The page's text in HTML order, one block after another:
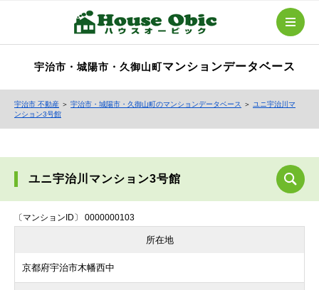
宇治市・城陽市・久御山町 マンションデータベース
宇治市 不動産 ＞ 宇治市・城陽市・久御山町のマンションデータベース ＞ ユニ宇治川マ
ンション3号館
ユニ宇治川マンション3号館
〔マンションID〕 0000000103
所在地
京都府宇治市木幡西中